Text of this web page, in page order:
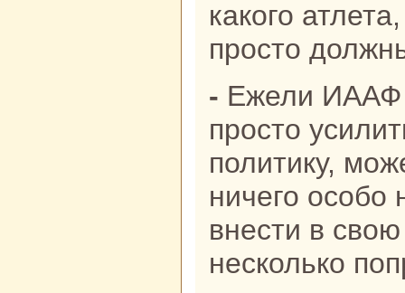
какого
просто
- Ежели ИААФ рекомендовано
просто
политику,
ничего особо
внести в
несколько